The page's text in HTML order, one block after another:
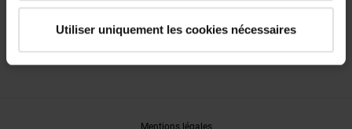
Utiliser uniquement les cookies nécessaires
Lundi au Jeudi de 8 à 17 heure
Mentions légales